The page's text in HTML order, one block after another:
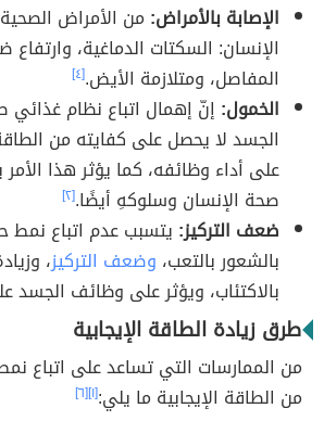
الإصابة بالأمراض: من الأمراض
الإنسان: السكتات الدماغية،
المفاصل، ومتلازمة الأيض.[٤]
الخمول: إنّ إهمال اتباع نظام
الجسد لا يحصل على كفايته من
على أداء وظائفه، كما يؤثر هذا
صحة الإنسان وسلوكهِ أيضًا.[٢]
ضعف التركيز: يتسبب عدم اتباع نمط
بالشعور بالتعب، وضعف التركيز،
بالاكتئاب، ويؤثر على وظائف الجسد
طرق زيادة الطاقة الإيجابية
من الممارسات التي تساعد على اتباع
من الطاقة الإيجابية ما يلي:[١] [٦]